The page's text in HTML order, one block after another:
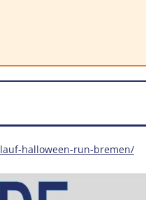
halloween-run-bremen/